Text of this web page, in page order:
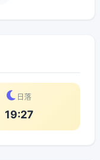
日落
19:27